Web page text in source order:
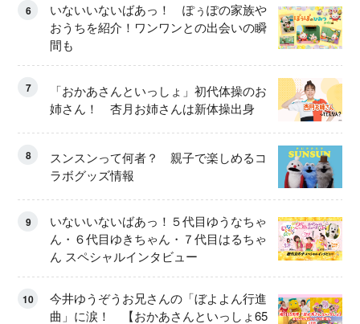
6
いないいないばあっ！ ぽぅぽの家族や
おうちを紹介！ワンワンとの出会いの瞬
間も
7
「おかあさんといっしょ」初代体操のお
姉さん！ 杏月お姉さんは新体操出身
8
スンスンって何者？ 親子で楽しめるコ
ラボグッズ情報
9
いないいないばあっ！５代目ゆうなちゃ
ん・６代目ゆきちゃん・７代目はるちゃ
ん スペシャルインタビュー
10
今井ゆうぞうお兄さんの「ぼよよん行進
曲」に涙！ 【おかあさんといっしょ65